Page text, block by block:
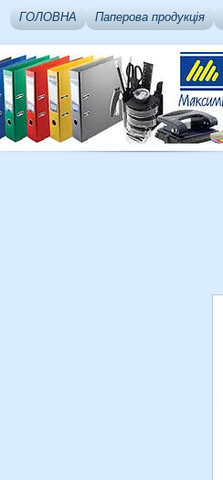
ГОЛОВНА Паперова продукція